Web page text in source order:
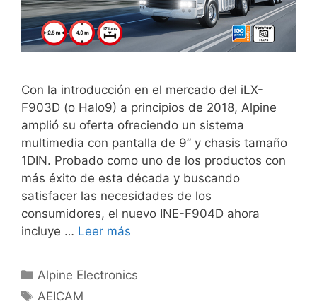
Con la introducción en el mercado del iLX-
F903D (o Halo9) a principios de 2018, Alpine
amplió su oferta ofreciendo un sistema
multimedia con pantalla de 9” y chasis tamaño
1DIN. Probado como uno de los productos con
más éxito de esta década y buscando
satisfacer las necesidades de los
consumidores, el nuevo INE-F904D ahora
incluye … Leer más
Alpine Electronics
AEICAM